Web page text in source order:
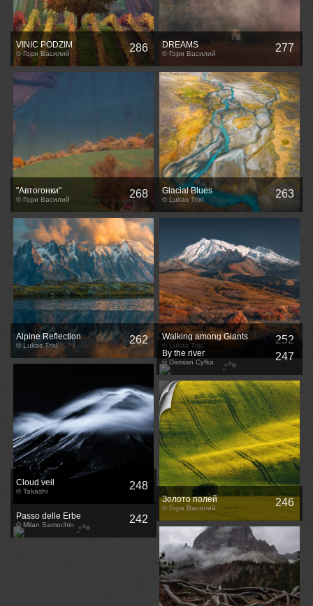
VINIC PODZIM
© Гори Василий 286 DREAMS
© Гори Василий 277
"Автогонки"
© Гори Василий 268 Glacial Blues
© Lukas Trixl 263
Alpine Reflection
© Lukas Trixl 262 Walking among Giants
© Lukas Trixl 252
Cloud veil
© Takashi 248
By the river
© Damian Cyfka 247
Золото полей
© Гори Василий 246
Passo delle Erbe
© Milan Samochin 242